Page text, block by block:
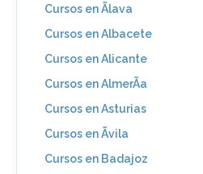
Cursos en Ãlava
Cursos en Albacete
Cursos en Alicante
Cursos en AlmerÃ­a
Cursos en Asturias
Cursos en Ãvila
Cursos en Badajoz